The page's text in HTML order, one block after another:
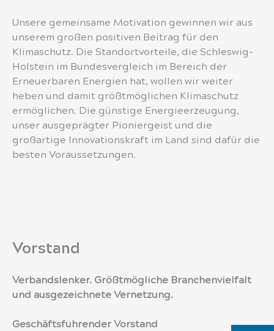
Unsere gemeinsame Motivation gewinnen wir aus
unserem großen positiven Beitrag für den
Klimaschutz. Die Standortvorteile, die Schleswig-
Holstein im Bundesvergleich im Bereich der
Erneuerbaren Energien hat, wollen wir weiter
heben und damit größtmöglichen Klimaschutz
ermöglichen. Die günstige Energieerzeugung,
unser ausgeprägter Pioniergeist und die
großartige Innovationskraft im Land sind dafür die
besten Voraussetzungen.
Vorstand
Verbandslenker. Größtmögliche Branchenvielfalt
und ausgezeichnete Vernetzung.
Geschäftsführender Vorstand